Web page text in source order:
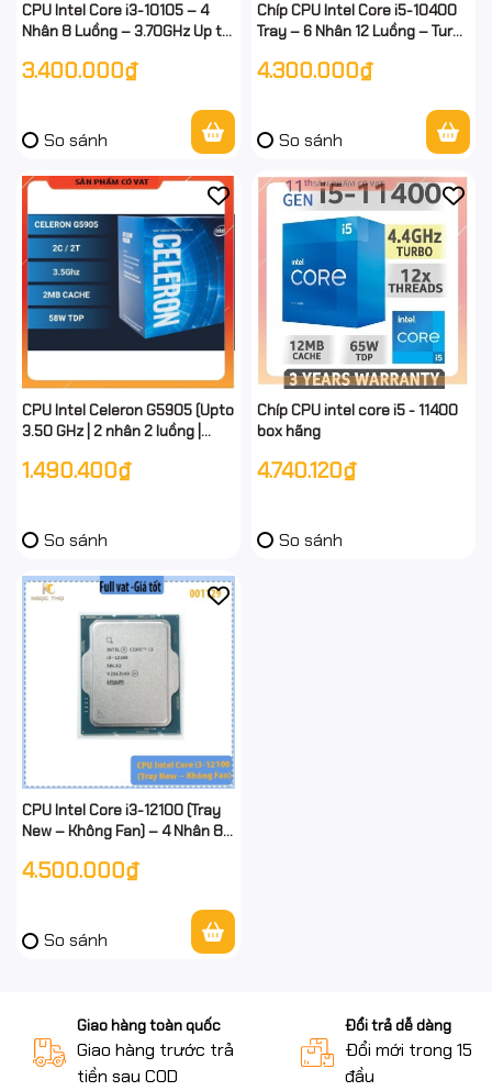
CPU Intel Core i3-10105 – 4
Nhân 8 Luồng – 3.70GHz Up to
Socket LGA1200 – Tray New –
3.400.000₫
So sánh
Chíp CPU Intel Core i5-10400
Tray – 6 Nhân 12 Luồng – Turbo
Thế Hệ 10 – full vat
4.300.000₫
So sánh
CPU Intel Celeron G5905 (Upto
3.50 GHz | 2 nhân 2 luồng |
1.490.400₫
So sánh
Chíp CPU intel core i5 - 11400
box hãng
4.740.120₫
So sánh
CPU Intel Core i3-12100 (Tray
New – Không Fan) – 4 Nhân 8
3.3GHz Up To 4.3GHz – Gen 12
4.500.000₫
So sánh
Giao hàng toàn quốc
Giao hàng trước trả
tiền sau COD
Đổi trả dễ dàng
Đổi mới trong 15
đầu